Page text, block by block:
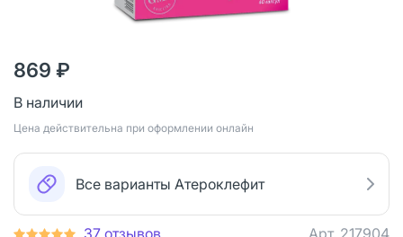
869 ₽
В наличии
Цена действительна при оформлении онлайн
Все варианты Атероклефит
37 отзывов Арт. 217904